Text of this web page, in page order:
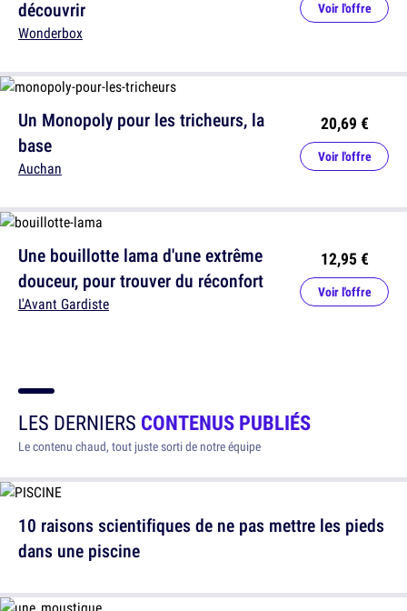
Un Monopoly pour les tricheurs, la
base
Auchan
20,69 €
Voir l'offre
Une bouillotte lama d'une extrême
douceur, pour trouver du réconfort
L'Avant Gardiste
12,95 €
Voir l'offre
découvrir
Wonderbox
Voir l'offre
LES DERNIERS CONTENUS PUBLIÉS
Le contenu chaud, tout juste sorti de notre équipe
10 raisons scientifiques de ne pas mettre les pieds
dans une piscine